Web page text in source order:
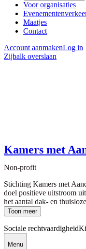
Voor organisaties
Maatjes
Contact
Account aanmakenLog in
Zijbalk overslaan
Kamers met
Non-profit
Stichting Kamers met
doel positieve uitstroom
het aantal dak- en
Toon meer
Sociale rechtvaardigheid
Menu